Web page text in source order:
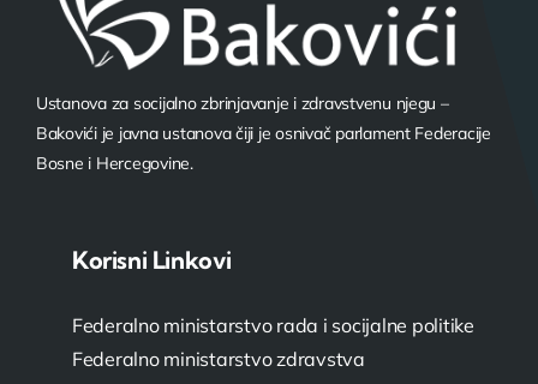
Ustanova za socijalno zbrinjavanje i zdravstvenu njegu –
Bakovići je javna ustanova čiji je osnivač parlament Federacije
Bosne i Hercegovine.
Korisni Linkovi
Federalno ministarstvo rada i socijalne politike
Federalno ministarstvo zdravstva